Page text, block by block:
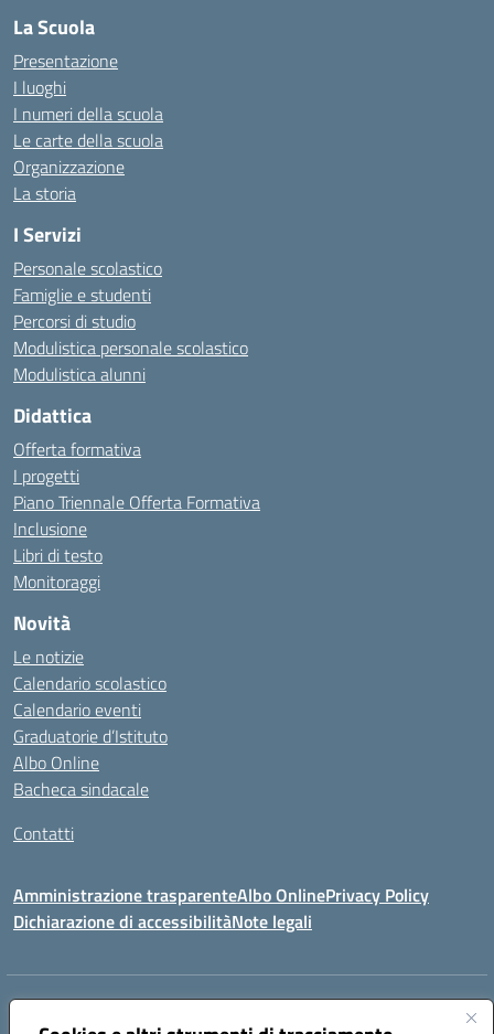
La Scuola
Presentazione
I luoghi
I numeri della scuola
Le carte della scuola
Organizzazione
La storia
I Servizi
Personale scolastico
Famiglie e studenti
Percorsi di studio
Modulistica personale scolastico
Modulistica alunni
Didattica
Offerta formativa
I progetti
Piano Triennale Offerta Formativa
Inclusione
Libri di testo
Monitoraggi
Novità
Le notizie
Calendario scolastico
Calendario eventi
Graduatorie d’Istituto
Albo Online
Bacheca sindacale
Contatti
Amministrazione trasparenteAlbo OnlinePrivacy Policy
Dichiarazione di accessibilitàNote legali
Indirizzo: